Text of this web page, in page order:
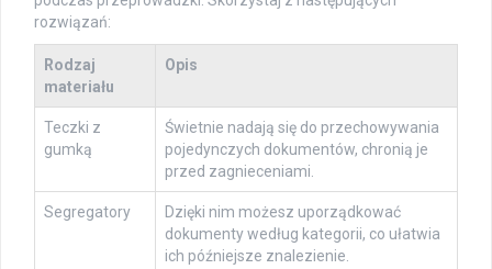
rozwiązań:
Rodzaj
materiału
Opis
Teczki z
gumką
Świetnie nadają się do przechowywania
pojedynczych dokumentów, chronią je
przed zagnieceniami.
Segregatory
Dzięki nim możesz uporządkować
dokumenty według kategorii, co ułatwia
ich późniejsze znalezienie.